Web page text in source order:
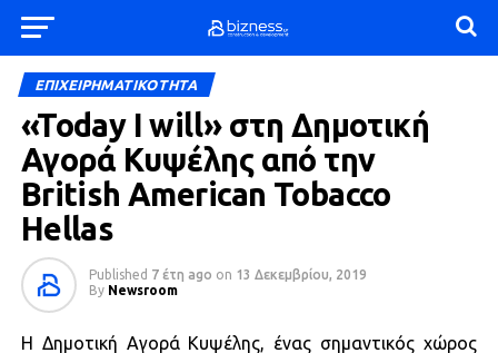
ΕΠΙΧΕΙΡΗΜΑΤΙΚΟΤΗΤΑ
«Today I will» στη Δημοτική
Αγορά Κυψέλης από την
British American Tobacco
Hellas
Published 7 έτη ago on 13 Δεκεμβρίου, 2019
By Newsroom
H Δημοτική Αγορά Κυψέλης, ένας σημαντικός χώρος